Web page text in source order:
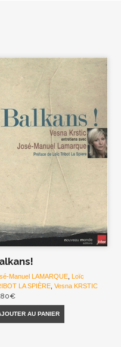
Manuel LAMARQUE ,Loïc
LA SPIÈRE ,Vesna KRSTIC
€
AU PANIER